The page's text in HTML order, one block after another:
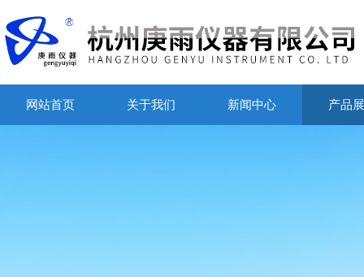
网站首页 关于我们 新闻中心 产品